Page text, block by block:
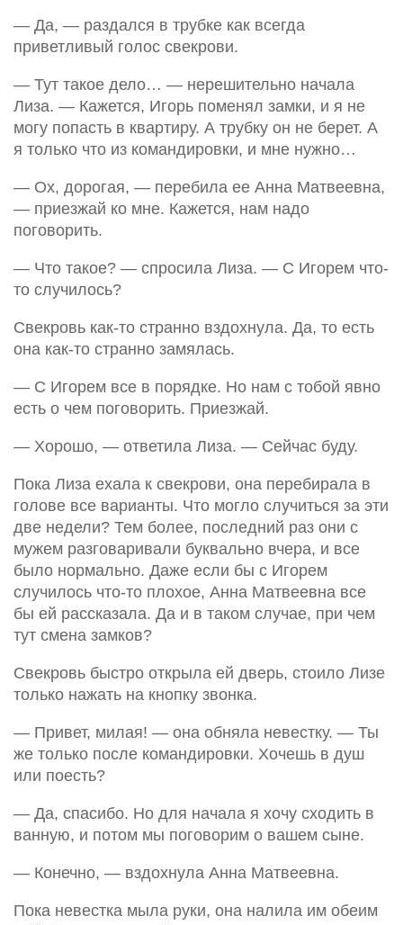
— Да, — раздался в трубке как всегда
приветливый голос свекрови.
— Тут такое дело… — нерешительно начала
Лиза. — Кажется, Игорь поменял замки, и я не
могу попасть в квартиру. А трубку он не берет. А
я только что из командировки, и мне нужно…
— Ох, дорогая, — перебила ее Анна Матвеевна,
— приезжай ко мне. Кажется, нам надо
поговорить.
— Что такое? — спросила Лиза. — С Игорем что-
то случилось?
Свекровь как-то странно вздохнула. Да, то есть
она как-то странно замялась.
— С Игорем все в порядке. Но нам с тобой явно
есть о чем поговорить. Приезжай.
— Хорошо, — ответила Лиза. — Сейчас буду.
Пока Лиза ехала к свекрови, она перебирала в
голове все варианты. Что могло случиться за эти
две недели? Тем более, последний раз они с
мужем разговаривали буквально вчера, и все
было нормально. Даже если бы с Игорем
случилось что-то плохое, Анна Матвеевна все
бы ей рассказала. Да и в таком случае, при чем
тут смена замков?
Свекровь быстро открыла ей дверь, стоило Лизе
только нажать на кнопку звонка.
— Привет, милая! — она обняла невестку. — Ты
же только после командировки. Хочешь в душ
или поесть?
— Да, спасибо. Но для начала я хочу сходить в
ванную, и потом мы поговорим о вашем сыне.
— Конечно, — вздохнула Анна Матвеевна.
Пока невестка мыла руки, она налила им обеим